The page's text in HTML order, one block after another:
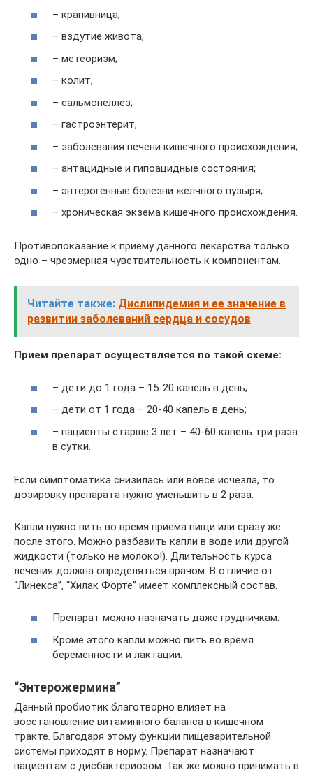
– крапивница;
– вздутие живота;
– метеоризм;
– колит;
– сальмонеллез;
– гастроэнтерит;
– заболевания печени кишечного происхождения;
– антацидные и гипоацидные состояния;
– энтерогенные болезни желчного пузыря;
– хроническая экзема кишечного происхождения.
Противопоказание к приему данного лекарства только
одно – чрезмерная чувствительность к компонентам.
Читайте также: Дислипидемия и ее значение в
развитии заболеваний сердца и сосудов
Прием препарат осуществляется по такой схеме:
– дети до 1 года – 15-20 капель в день;
– дети от 1 года – 20-40 капель в день;
– пациенты старше 3 лет – 40-60 капель три раза
в сутки.
Если симптоматика снизилась или вовсе исчезла, то
дозировку препарата нужно уменьшить в 2 раза.
Капли нужно пить во время приема пищи или сразу же
после этого. Можно разбавить капли в воде или другой
жидкости (только не молоко!). Длительность курса
лечения должна определяться врачом. В отличие от
“Линекса”, “Хилак Форте” имеет комплексный состав.
Препарат можно назначать даже грудничкам.
Кроме этого капли можно пить во время
беременности и лактации.
“Энтерожермина”
Данный пробиотик благотворно влияет на
восстановление витаминного баланса в кишечном
тракте. Благодаря этому функции пищеварительной
системы приходят в норму. Препарат назначают
пациентам с дисбактериозом. Так же можно принимать в